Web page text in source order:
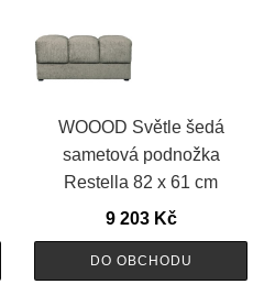
WOOOD Světle šedá
sametová podnožka
Restella 82 x 61 cm
9 203 Kč
DO OBCHODU